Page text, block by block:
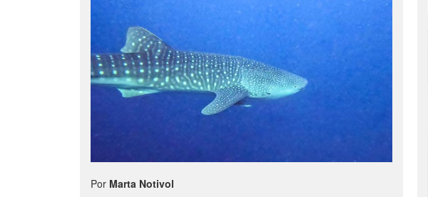
Por Marta Notivol